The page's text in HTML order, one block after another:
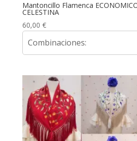
Mantoncillo Flamenca
CELESTINA
60,00 €
Combinaciones: